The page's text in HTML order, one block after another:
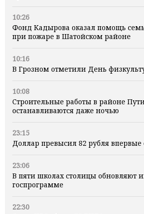
10:26
Фонд Кадырова оказал помощь
при пожаре в Шатойском районе
10:16
В Грозном отметили День
10:08
Строительные работы в районе
останавливаются даже ночью
23:15
Доллар превысил 82 рубля впервые
23:06
В пяти школах столицы обновляют
госпрограмме
22:30